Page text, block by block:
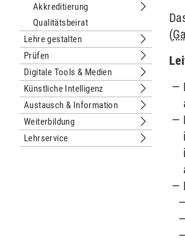
Akkreditierung
Untermenu
Qualitätsbeirat
Lehre gestalten
Untermenu
Prüfen
Untermenu
Digitale Tools & Medien
Untermenu
Künstliche Intelligenz
Untermenu
Austausch & Information
Untermenu
Weiterbildung
Untermenu
Lehrservice
Untermenu
(